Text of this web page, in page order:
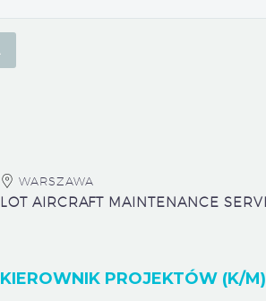
WARSZAWA
KIEROWNIK PROJEKTÓW (K/M)